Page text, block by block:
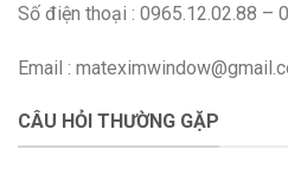
Số điện thoại : 0965.12.02.88 –
Email :
CÂU HỎI THƯỜNG GẶP